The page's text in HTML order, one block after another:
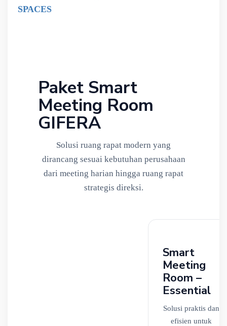
SPACES
Paket Smart
Meeting Room
GIFERA
Solusi ruang rapat modern yang
dirancang sesuai kebutuhan perusahaan
dari meeting harian hingga ruang rapat
strategis direksi.
Smart
Meeting
Room –
Essential
Solusi praktis dan
efisien untuk